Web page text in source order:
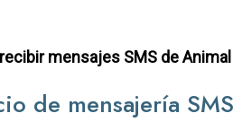
mensajes SMS de
de mensajería SMS